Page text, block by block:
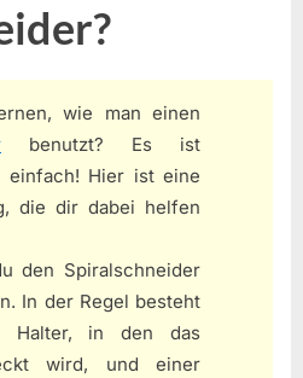
wie man einen
benutzt? Es ist
einfach! Hier ist eine
die dir dabei helfen
den Spiralschneider
In der Regel besteht
Halter, in den das
wird, und einer